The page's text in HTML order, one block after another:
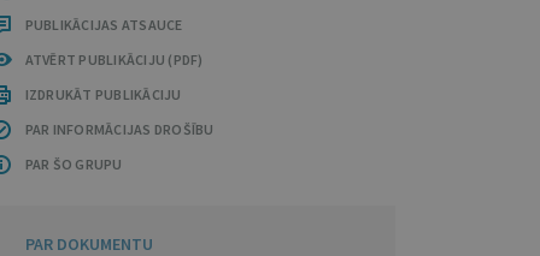
PUBLIKĀCIJAS ATSAUCE
ATVĒRT PUBLIKĀCIJU (PDF)
IZDRUKĀT PUBLIKĀCIJU
PAR INFORMĀCIJAS DROŠĪBU
PAR ŠO GRUPU
PAR DOKUMENTU